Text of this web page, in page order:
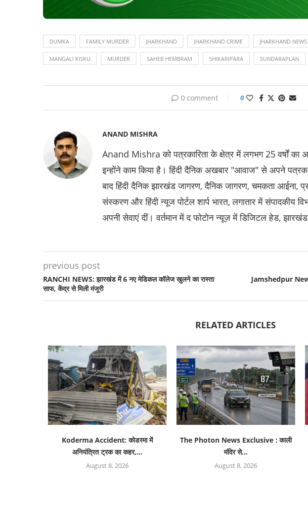
DUMKA FAMILY MURDER JHARKHAND JHARKHAND CRIME JHARKHAND NEWS
MANGALI KISKU MURDER SAHEB HEMBRAM SHIKARIPARA SUNDARAPLAN
0 comment 0
ANAND MISHRA
Anand Mishra को पत्रकारिता के क्षेत्र में लगभग 25 वर्षों का
इन्होंने काम किया है। हिंदी दैनिक अखबार "आवाज" से अपने
बाद हिंदी दैनिक झारखंड जागरण, दैनिक जागरण, चमकता आईना,
संस्करण और हिंदी न्यूज पोर्टल शार्प भारत, लगातार में संपादकीय
अपनी सेवाएं दीं। वर्तमान में द फोटोन न्यूज़ में डिजिटल हेड,
previous post
RANCHI NEWS: झारखंड में 6 नए मेडिकल कॉलेज खुलने का रास्ता
साफ, केंद्र से मिली मंजूरी
Jamshedpur
RELATED ARTICLES
Koderma Accident: कोडरमा में
अनियंत्रित ट्रक का कहर,...
August 8, 2026
The Photon News Exclusive : काली
मंदिर से...
August 8, 2026